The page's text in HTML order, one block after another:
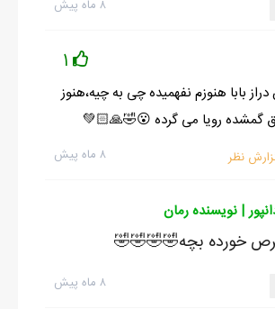
۸ ماه پیش
1
بابا هنوزم نفهمیده چی به چیه،هنوز
گمشده رویا می گرده 😮🤣🙏🏻💚
۸ ماه پیش نظر
| نویسنده رمان
خورده بچه🤣🤣🤣🤣
۸ ماه پیش